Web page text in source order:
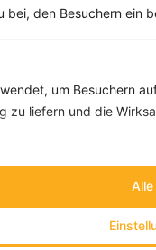
bei, den Besuchern ein
um Besuchern
zu liefern und die
Rezept-
Alle Felder, bis